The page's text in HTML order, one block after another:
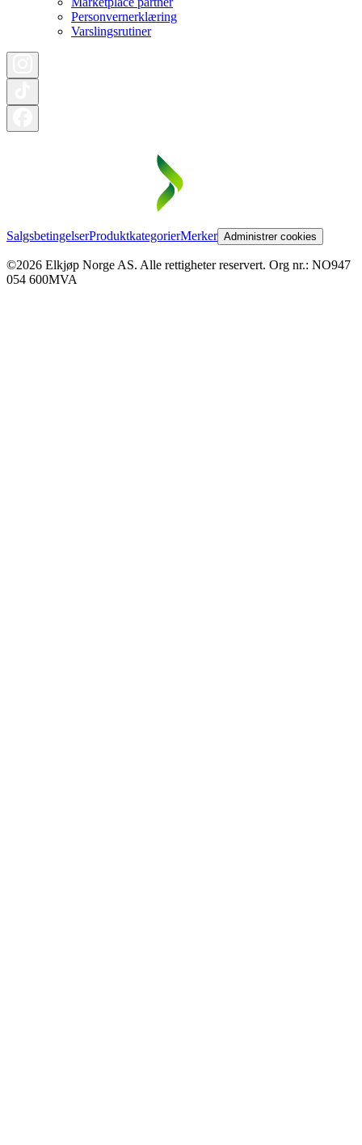
Personvernerklæring
Varslingsrutiner
SalgsbetingelserProduktkategorierMerker Administrer cookies
©2026 Elkjøp Norge AS. Alle rettigheter reservert. Org nr.: NO947
054 600MVA